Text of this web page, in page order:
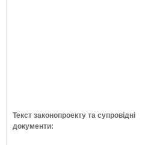
Текст законопроекту та супровідні
документи: